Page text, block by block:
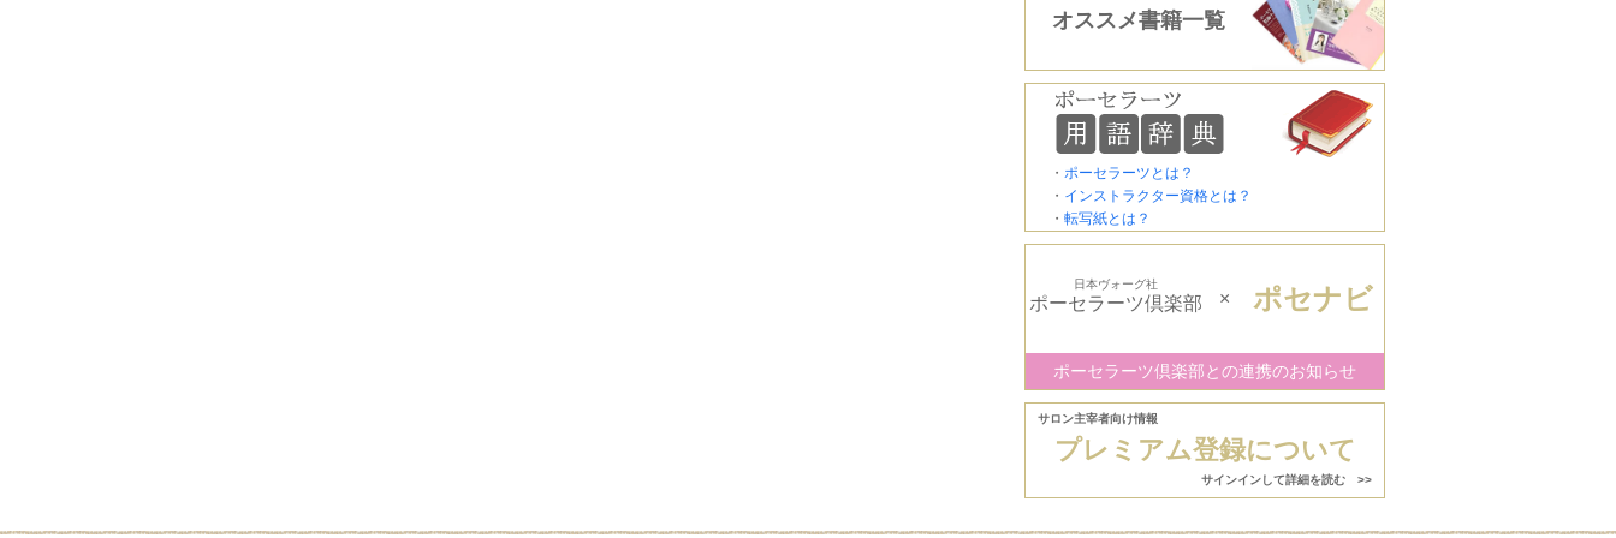
オススメ書籍一覧
・ ポーセラーツとは？
・ インストラクター資格とは？
・ 転写紙とは？
日本ヴォーグ社
ポーセラーツ倶楽部 × ポセナビ
ポーセラーツ倶楽部との連携のお知らせ
サロン主宰者向け情報
プレミアム登録について
サインインして詳細を読む >>